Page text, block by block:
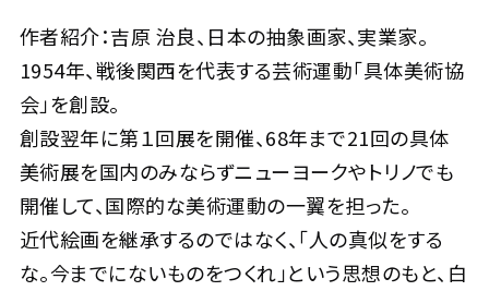
作者紹介：吉原 治良、日本の抽象画家、実業家。
1954年、戦後関西を代表する芸術運動「具体美術協
会」を創設。
創設翌年に第１回展を開催、68年まで21回の具体
美術展を国内のみならずニューヨークやトリノでも
開催して、国際的な美術運動の一翼を担った。
近代絵画を継承するのではなく、「人の真似をする
な。今までにないものをつくれ」という思想のもと、白